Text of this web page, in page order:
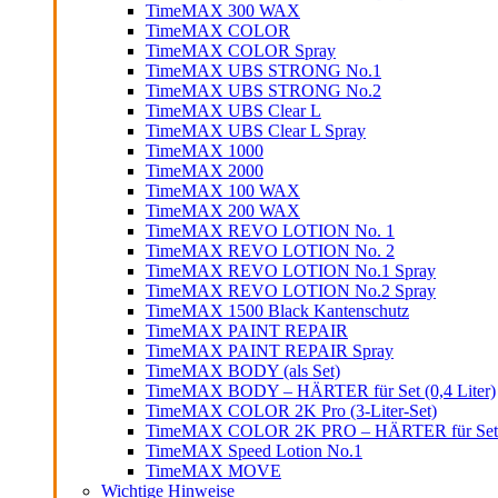
TimeMAX 300 WAX
TimeMAX COLOR
TimeMAX COLOR Spray
TimeMAX UBS STRONG No.1
TimeMAX UBS STRONG No.2
TimeMAX UBS Clear L
TimeMAX UBS Clear L Spray
TimeMAX 1000
TimeMAX 2000
TimeMAX 100 WAX
TimeMAX 200 WAX
TimeMAX REVO LOTION No. 1
TimeMAX REVO LOTION No. 2
TimeMAX REVO LOTION No.1 Spray
TimeMAX REVO LOTION No.2 Spray
TimeMAX 1500 Black Kantenschutz
TimeMAX PAINT REPAIR
TimeMAX PAINT REPAIR Spray
TimeMAX BODY (als Set)
TimeMAX BODY – HÄRTER für Set (0,4 Liter)
TimeMAX COLOR 2K Pro (3-Liter-Set)
TimeMAX COLOR 2K PRO – HÄRTER für
TimeMAX Speed Lotion No.1
TimeMAX MOVE
Wichtige Hinweise